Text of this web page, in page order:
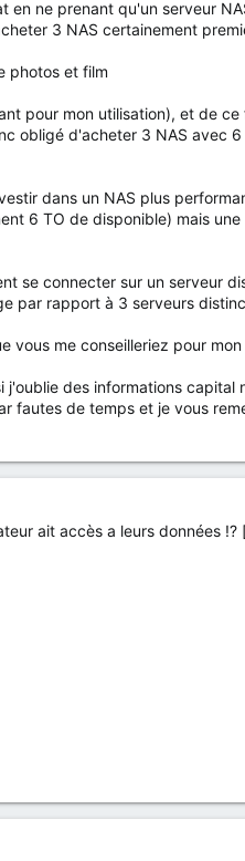
ne prenant qu'un serveur
3 NAS certainement
photos et film
pour mon utilisation), et de
obligé d'acheter 3 NAS avec
dans un NAS plus
6 TO de disponible) mais
se connecter sur un serveur
par rapport à 3 serveurs
vous me conseilleriez pour mon
des informations capital
fautes de temps et je vous
ait accès a leurs données !?